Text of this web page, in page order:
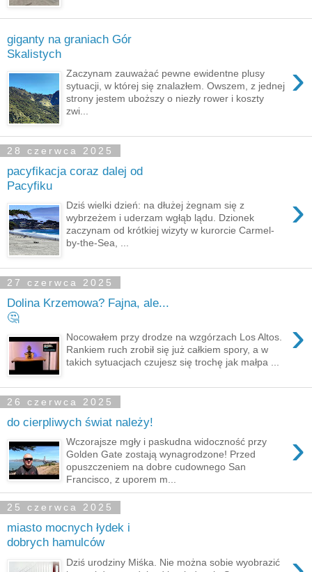
giganty na graniach Gór
Skalistych
›
Zaczynam zauważać pewne ewidentne plusy
sytuacji, w której się znalazłem. Owszem, z jednej
strony jestem uboższy o niezły rower i koszty
zwi...
28 czerwca 2025
pacyfikacja coraz dalej od
Pacyfiku
›
Dziś wielki dzień: na dłużej żegnam się z
wybrzeżem i uderzam wgłąb lądu. Dzionek
zaczynam od krótkiej wizyty w kurorcie Carmel-
by-the-Sea, ...
27 czerwca 2025
Dolina Krzemowa? Fajna, ale...
🤔
›
Nocowałem przy drodze na wzgórzach Los Altos.
Rankiem ruch zrobił się już całkiem spory, a w
takich sytuacjach czujesz się trochę jak małpa ...
26 czerwca 2025
do cierpliwych świat należy!
›
Wczorajsze mgły i paskudna widoczność przy
Golden Gate zostają wynagrodzone! Przed
opuszczeniem na dobre cudownego San
Francisco, z uporem m...
25 czerwca 2025
miasto mocnych łydek i
dobrych hamulców
Dziś urodziny Miśka. Nie można sobie wyobrazić